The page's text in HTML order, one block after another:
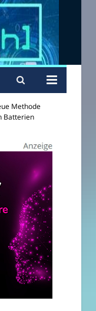
Methode
Batterien